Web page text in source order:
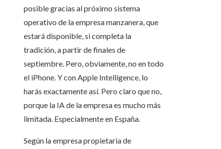
posible gracias al próximo sistema
operativo de la empresa manzanera, que
estará disponible, si completa la
tradición, a partir de finales de
septiembre. Pero, obviamente, no en todo
el iPhone. Y con Apple Intelligence, lo
harás exactamente así. Pero claro que no,
porque la IA de la empresa es mucho más
limitada. Especialmente en España.
Según la empresa propietaria de